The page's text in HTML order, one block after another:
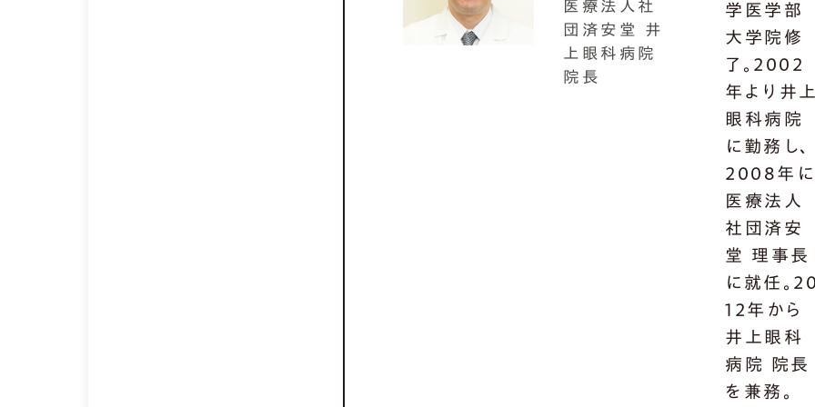
医療法人社
団済安堂 井
上眼科病院
院長
学医学部
大学院修
了。2002
年より井上
眼科病院
に勤務し、
2008年に
医療法人
社団済安
堂 理事長
に就任。20
12年から
井上眼科
病院 院長
を兼務。